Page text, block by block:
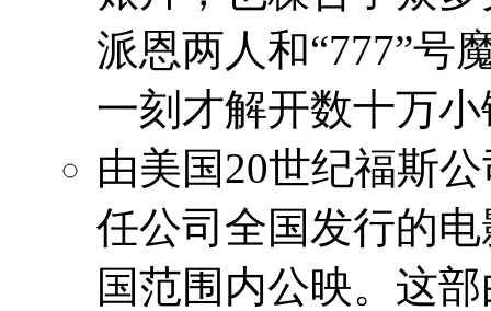
派恩两人和“777”号
一刻才解开数十万
由美国20世纪福斯
任公司全国发行的
国范围内公映。这